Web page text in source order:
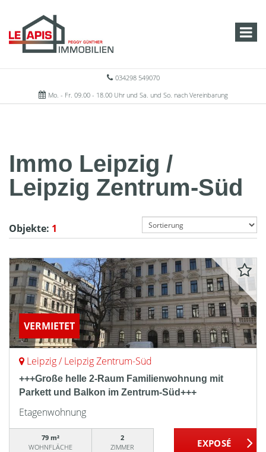
034298 549070
Mo. - Fr. 09.00 - 18.00 Uhr und Sa. und So. nach Vereinbarung
Immo Leipzig /
Leipzig Zentrum-Süd
Objekte: 1
VERMIETET
Leipzig / Leipzig Zentrum-Süd
+++Große helle 2-Raum Familienwohnung mit
Parkett und Balkon im Zentrum-Süd+++
Etagenwohnung
79 m²
WOHNFLÄCHE
2
ZIMMER